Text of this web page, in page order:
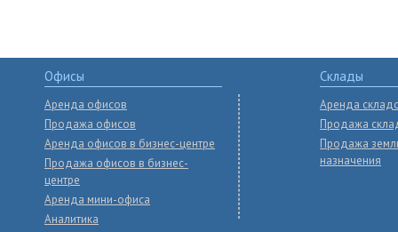
Офисы
Аренда офисов
Продажа офисов
Аренда офисов в бизнес-центре
Продажа офисов в бизнес-
центре
Аренда мини-офиса
Аналитика
Склады
Аренда
Продажа
Продажа
назначения